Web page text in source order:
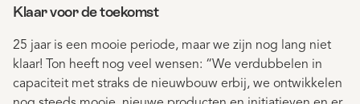
Klaar voor de toekomst
25 jaar is een mooie periode, maar we zijn nog lang niet
klaar! Ton heeft nog veel wensen: “We verdubbelen in
capaciteit met straks de nieuwbouw erbij, we ontwikkelen